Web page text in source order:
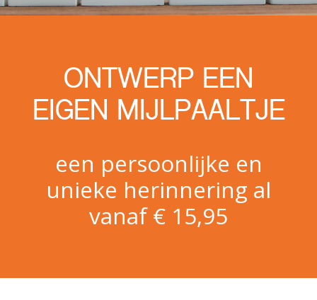
ONTWERP EEN
EIGEN MIJLPAALTJE
een persoonlijke en
unieke herinnering al
vanaf € 15,95